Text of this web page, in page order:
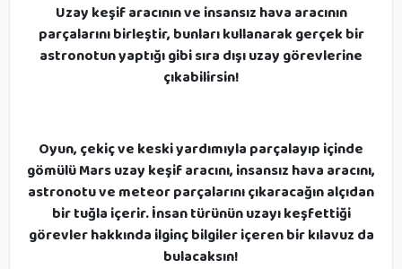
Uzay keşif aracının ve insansız hava aracının
parçalarını birleştir, bunları kullanarak gerçek bir
astronotun yaptığı gibi sıra dışı uzay görevlerine
çıkabilirsin!
Oyun, çekiç ve keski yardımıyla parçalayıp içinde
gömülü Mars uzay keşif aracını, insansız hava aracını,
astronotu ve meteor parçalarını çıkaracağın alçıdan
bir tuğla içerir. İnsan türünün uzayı keşfettiği
görevler hakkında ilginç bilgiler içeren bir kılavuz da
bulacaksın!